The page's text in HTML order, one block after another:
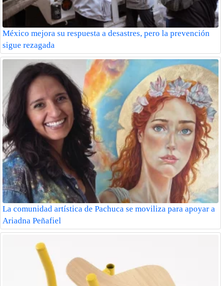
México mejora su respuesta a desastres, pero la prevención
sigue rezagada
La comunidad artística de Pachuca se moviliza para apoyar a
Ariadna Peñafiel